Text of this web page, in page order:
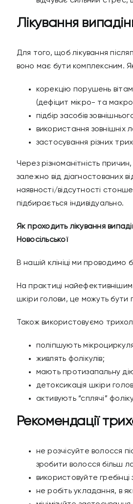
Лікування
Для того, щоблікування
воно має бути комплексним.
корекцію порушень
(дефіцит мікро- та
підбір засобів
використання зовнішніх
застосування різних
Через різноманітність
залежно від діагностованих
наявності/відсутності
підбирається індивідуально.
Як проходить лікування
Новосільської
В нашій клініці ми проводимо
На практиці
шкіри голови, це можуть бути
Також використовуємо
поліпшують
живлять фолікулів;
мають протизапальну
детоксикація шкіри
активують “сплячі”
Рекомендації
не розчісуйте волосся
зробити волосся більш
використовуйте
не робіть укладання, в